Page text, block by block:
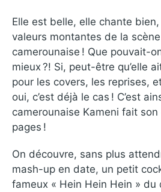
Elle est belle, elle chante
valeurs montantes de la
camerounaise ! Que pouvait-
mieux ?! Si, peut-être qu’elle
pour les covers, les reprises,
oui, c’est déjà le cas ! C’est
camerounaise Kameni fait
pages !
On découvre, sans plus
mash-up en date, un petit
fameux « Hein Hein Hein » du